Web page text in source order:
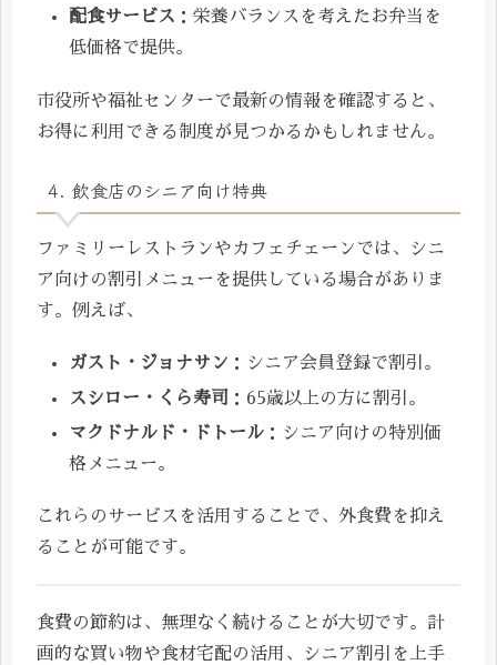
配食サービス ：栄養バランスを考えたお弁当を
低価格で提供。
市役所や福祉センターで最新の情報を確認すると、
お得に利用できる制度が見つかるかもしれません。
4. 飲食店のシニア向け特典
ファミリーレストランやカフェチェーンでは、シニ
ア向けの割引メニューを提供している場合がありま
す。例えば、
ガスト・ジョナサン ：シニア会員登録で割引。
スシロー・くら寿司
：65歳以上の方に割引。
マクドナルド・ドトール ：シニア向けの特別価
格メニュー。
これらのサービスを活用することで、外食費を抑え
ることが可能です。
食費の節約は、無理なく続けることが大切です。計
画的な買い物や食材宅配の活用、シニア割引を上手